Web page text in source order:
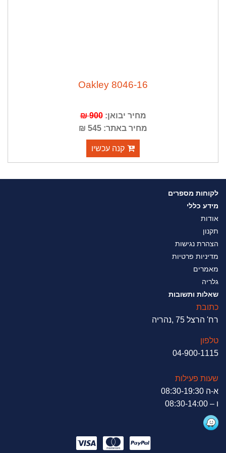
Oakley 8046-16
מחיר יבואן:900 ₪
מחיר באתר: 545 ₪
קנה עכשיו
לקוחות מספרים
מידע כללי
אודות
תקנון
הצהרת נגישות
מדיניות פרטיות
מאמרים
גלריה
שאלות ותשובות
כתובת
רח' הרצל 75 ,נהריה
טלפון
04-900-1115
שעות פעילות
א-ה 08:30-19:30
ו – 08:30-14:00